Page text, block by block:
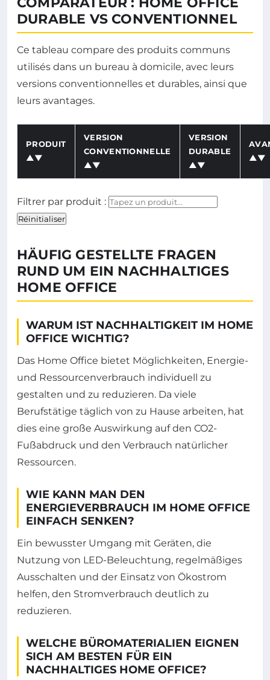
DURABLE VS CONVENTIONNEL
Ce tableau compare des produits communs
utilisés dans un bureau à domicile, avec leurs
versions conventionnelles et durables, ainsi que
leurs avantages.
PRODUIT
▲▼
VERSION
CONVENTIONNELLE
▲▼
VERSION
DURABLE
▲▼
▲▼
Filtrer par produit :
Réinitialiser
HÄUFIG GESTELLTE FRAGEN
RUND UM EIN NACHHALTIGES
HOME OFFICE
WARUM IST NACHHALTIGKEIT IM HOME
OFFICE WICHTIG?
Das Home Office bietet Möglichkeiten, Energie-
und Ressourcenverbrauch individuell zu
gestalten und zu reduzieren. Da viele
Berufstätige täglich von zu Hause arbeiten, hat
dies eine große Auswirkung auf den CO2-
Fußabdruck und den Verbrauch natürlicher
Ressourcen.
WIE KANN MAN DEN
ENERGIEVERBRAUCH IM HOME OFFICE
EINFACH SENKEN?
Ein bewusster Umgang mit Geräten, die
Nutzung von LED-Beleuchtung, regelmäßiges
Ausschalten und der Einsatz von Ökostrom
helfen, den Stromverbrauch deutlich zu
reduzieren.
WELCHE BÜROMATERIALIEN EIGNEN
SICH AM BESTEN FÜR EIN
NACHHALTIGES HOME OFFICE?